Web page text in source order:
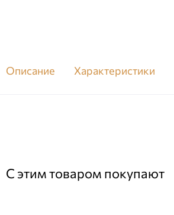
Описание Характеристики
С этим товаром покупают